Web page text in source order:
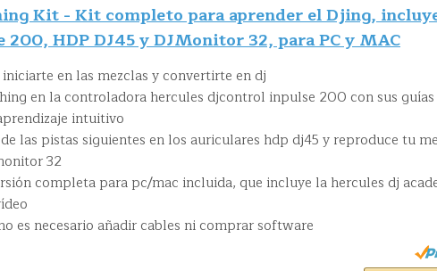
Kit - Kit completo para aprender el Djing,
200, HDP DJ45 y DJMonitor 32, para PC y MAC
en las mezclas y convertirte en dj
en la controladora hercules djcontrol inpulse 200 con sus guías
intuitivo
las pistas siguientes en los auriculares hdp dj45 y reproduce tu
32
completa para pc/mac incluida, que incluye la hercules dj
es necesario añadir cables ni comprar software